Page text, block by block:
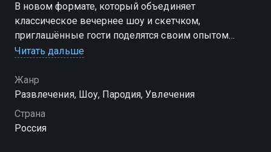
В новом формате, который объединяет
классическое вечернее шоу и скетчком,
приглашённые гости поделятся своим опытом
карьеры в медиа, расскажут о самых актуальных
в челленджах, сценках и играх в студии
Посмотреть онлайн 3 сезон сериала ХороШоу вы
можете совершенно бесплатно в хорошем HD
Читать дальше
Жанр
Развлечения, Шоу, Пародия, Увлечения
Страна
Россия